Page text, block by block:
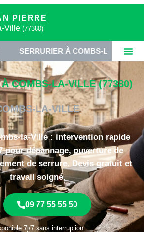
PIERRE
Ville (77380)
À COMBS-LA-VILLE •
À COMBS-LA-VILLE (77380)
LA-VILLE
la-Ville : intervention rapide
pour dépannage, ouverture de
de serrure. Devis gratuit et
travail soigné.
09 77 55 55 50
7j/7 sans interruption